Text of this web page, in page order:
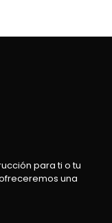
para ti o tu
una